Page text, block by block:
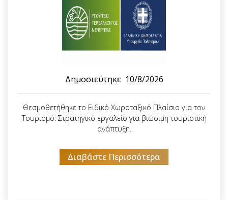
Δημοσιεύτηκε 10/8/2026
Θεσμοθετήθηκε το Ειδικό Χωροταξικό Πλαίσιο για τον
Τουρισμό: Στρατηγικό εργαλείο για βιώσιμη τουριστική
ανάπτυξη.
Διαβάστε Περισσότερα